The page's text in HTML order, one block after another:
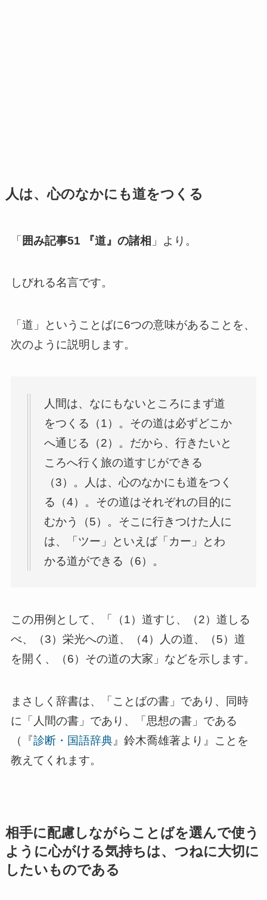
人は、心のなかにも道をつくる
「 囲み記事51 『道』の諸相 」より。
しびれる名言です。
「道」ということばに6つの意味があることを、
次のように説明します。
人間は、なにもないところにまず道
をつくる（1）。その道は必ずどこか
へ通じる（2）。だから、行きたいと
ころへ行く旅の道すじができる
（3）。人は、心のなかにも道をつく
る（4）。その道はそれぞれの目的に
むかう（5）。そこに行きつけた人に
は、「ツー」といえば「カー」とわ
かる道ができる（6）。
この用例として、「（1）道すじ、（2）道しる
べ、（3）栄光への道、（4）人の道、（5）道
を開く、（6）その道の大家」などを示します。
まさしく辞書は、「ことばの書」であり、同時
に「人間の書」であり、「思想の書」である
（『診断・国語辞典』鈴木喬雄著より』ことを
教えてくれます。
相手に配慮しながらことばを選んで使う
ように心がける気持ちは、つねに大切に
したいものである